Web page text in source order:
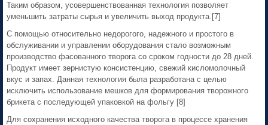
Таким образом, усовершенствованная технология позволяет
уменьшить затраты сырья и увеличить выход продукта.[7]
С помощью относительно недорогого, надежного и простого в
обслуживании и управлении оборудования стало возможным
производство фасованного творога со сроком годности до 28 дней.
Продукт имеет зернистую консистенцию, свежий кисломолочный
вкус и запах. Данная технология была разработана с целью
исключить использование мешков для формирования творожного
брикета с последующей упаковкой на фольгу [8]
Для сохранения исходного качества творога в процессе хранения